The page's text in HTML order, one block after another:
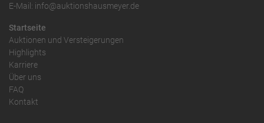
E-Mail: info@auktionshausmeyer.de
Startseite
Auktionen und Versteigerungen
Highlights
Karriere
Über uns
FAQ
Kontakt